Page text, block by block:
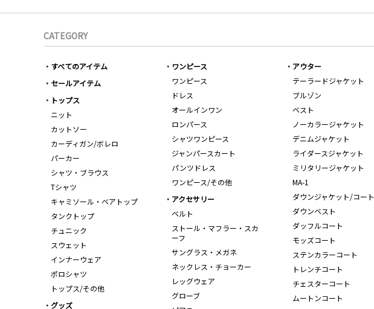
CATEGORY
すべてのアイテム
セールアイテム
トップス
ニット
カットソー
カーディガン/ボレロ
パーカー
シャツ・ブラウス
Tシャツ
キャミソール・ベアトップ
タンクトップ
チュニック
スウェット
インナーウェア
ポロシャツ
トップス/その他
ワンピース
ワンピース
ドレス
オールインワン
ロンパース
シャツワンピース
ジャンパースカート
パンツドレス
ワンピース/その他
アウター
テーラードジャケット
ブルゾン
ベスト
ノーカラージャケット
デニムジャケット
ライダースジャケット
ミリタリージャケット
MA-1
ダウンジャケット/コート
ダウンベスト
ダッフルコート
モッズコート
ステンカラーコート
トレンチコート
チェスターコート
ムートンコート
アクセサリー
ベルト
ストール・マフラー・スカ
ーフ
サングラス・メガネ
ネックレス・チョーカー
レッグウェア
グローブ
グッズ